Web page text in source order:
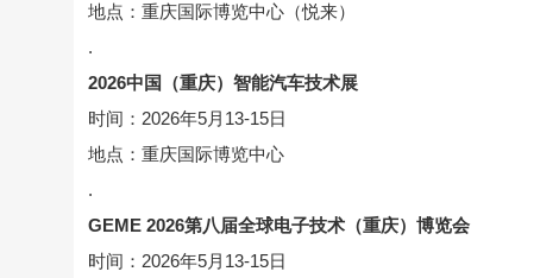
地点：重庆国际博览中心（悦来）
.
2026中国（重庆）智能汽车技术展
时间：2026年5月13-15日
地点：重庆国际博览中心
.
GEME 2026第八届全球电子技术（重庆）博览会
时间：2026年5月13-15日